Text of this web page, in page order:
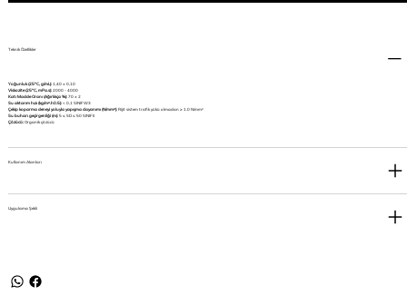
Teknik Özellikler
Yoğunluk (25°C, g/mL): 1,40 ± 0,10
Viskozite (25°C, mPa.s): 2000 - 4000
Katı Madde Oranı (Ağırlıkça %): 70 ± 2
Su aktarım hızı (kg/m².h0.5): < 0,1 SINIF W3
Çekip koparma deneyi yoluyla yapışma dayanımı (N/mm²): Rijit sistem trafik yükü olmadan ≥ 1.0 N/mm²
Su buharı geçirgenliği (m): 5 ≤ SD ≤ 50 SINIF II
Çözücü: Organik çözücü
Kullanım Alanları
Uygulama Şekli